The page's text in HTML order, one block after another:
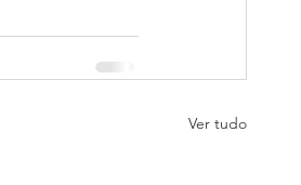
Ver tudo